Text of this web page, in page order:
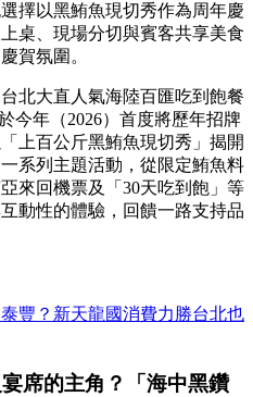
擇以黑鮪魚現切秀作為周年慶
桌、現場分切與賓客共享美食
賀氛圍。
北大直人氣海陸百匯吃到飽餐
今年（2026）首度將歷年招牌
上百公斤黑鮪魚現切秀」揭開
系列主題活動，從限定鮪魚料
來回機票及「30天吃到飽」等
動性的體驗，回饋一路支持品
豐？新天龍國消費力勝台北也
席的主角？「海中黑鑽